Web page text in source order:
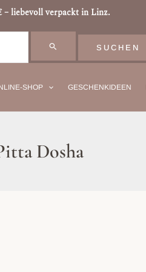
– liebevoll verpackt in Linz.
SHOP GESCHENKIDEEN
Dosha